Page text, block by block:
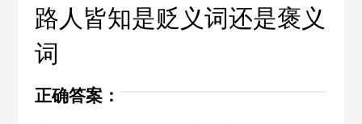
路人皆知是贬义词还是褒义
词
正确答案：